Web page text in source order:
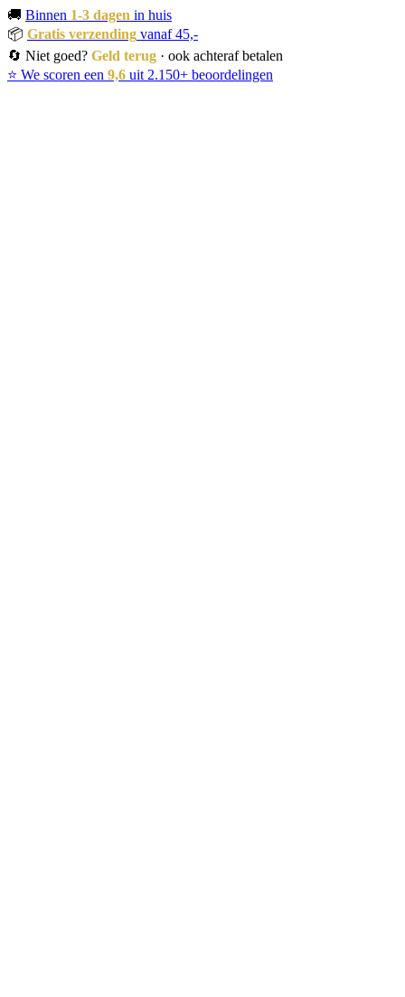
🚚 Binnen 1-3 dagen in huis
📦 Gratis verzending vanaf 45,-
🔄 Niet goed? Geld terug · ook achteraf betalen
⭐ We scoren een 9,6 uit 2.150+ beoordelingen